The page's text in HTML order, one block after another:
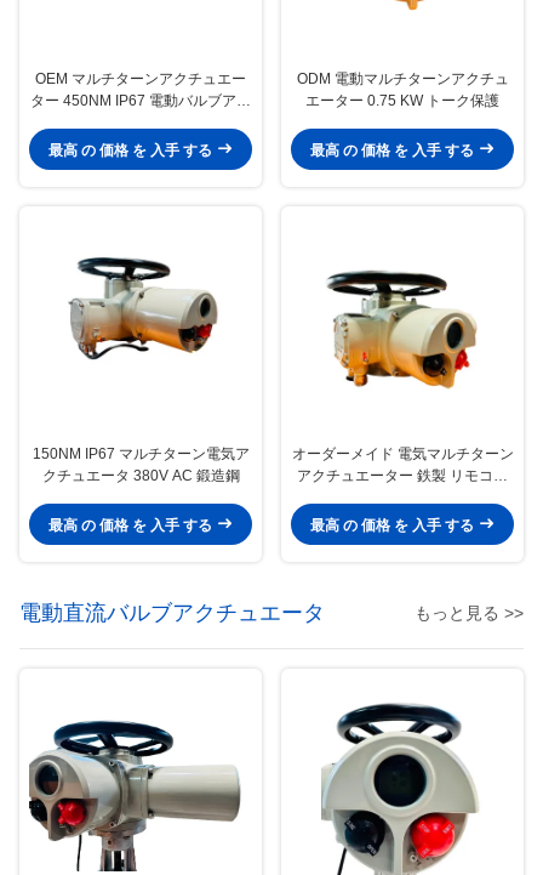
OEM マルチターンアクチュエー
ター 450NM IP67 電動バルブアク
最高 の 価格 を 入手 する
ODM 電動マルチターンアクチュ
エーター 0.75 KW トーク保護
最高 の 価格 を 入手 する
150NM IP67 マルチターン電気ア
クチュエータ 380V AC 鍛造鋼
最高 の 価格 を 入手 する
オーダーメイド 電気マルチターン
アクチュエーター 鉄製 リモコン
最高 の 価格 を 入手 する
電動直流バルブアクチュエータ もっと見る >>